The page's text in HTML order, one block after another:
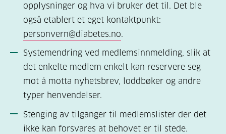
opplysninger og hva vi bruker det til. Det ble
også etablert et eget kontaktpunkt:
personvern@diabetes.no.
Systemendring ved medlemsinnmelding, slik at
det enkelte medlem enkelt kan reservere seg
mot å motta nyhetsbrev, loddbøker og andre
typer henvendelser.
Stenging av tilganger til medlemslister der det
ikke kan forsvares at behovet er til stede.